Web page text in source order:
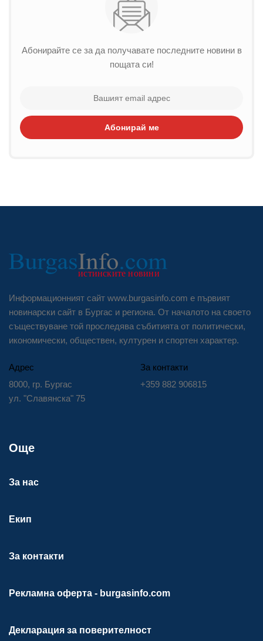
Абонирайте се за да получавате последните новини в
пощата си!
Абонирай ме
Информационният сайт www.burgasinfo.com е първият
новинарски сайт в Бургас и региона. От началото на своето
съществуване той проследява събитията от политически,
икономически, обществен, културен и спортен характер.
Адрес
8000, гр. Бургас
ул. "Славянска" 75
За контакти
+359 882 906815
Още
За нас
Екип
За контакти
Рекламна оферта - burgasinfo.com
Декларация за поверителност